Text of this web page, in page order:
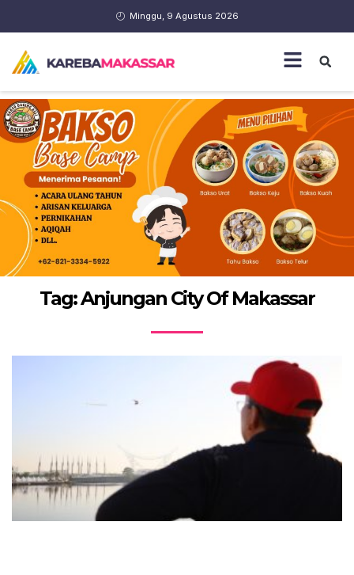
Minggu, 9 Agustus 2026
Tag: Anjungan City Of Makassar